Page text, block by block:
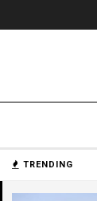
TRENDING